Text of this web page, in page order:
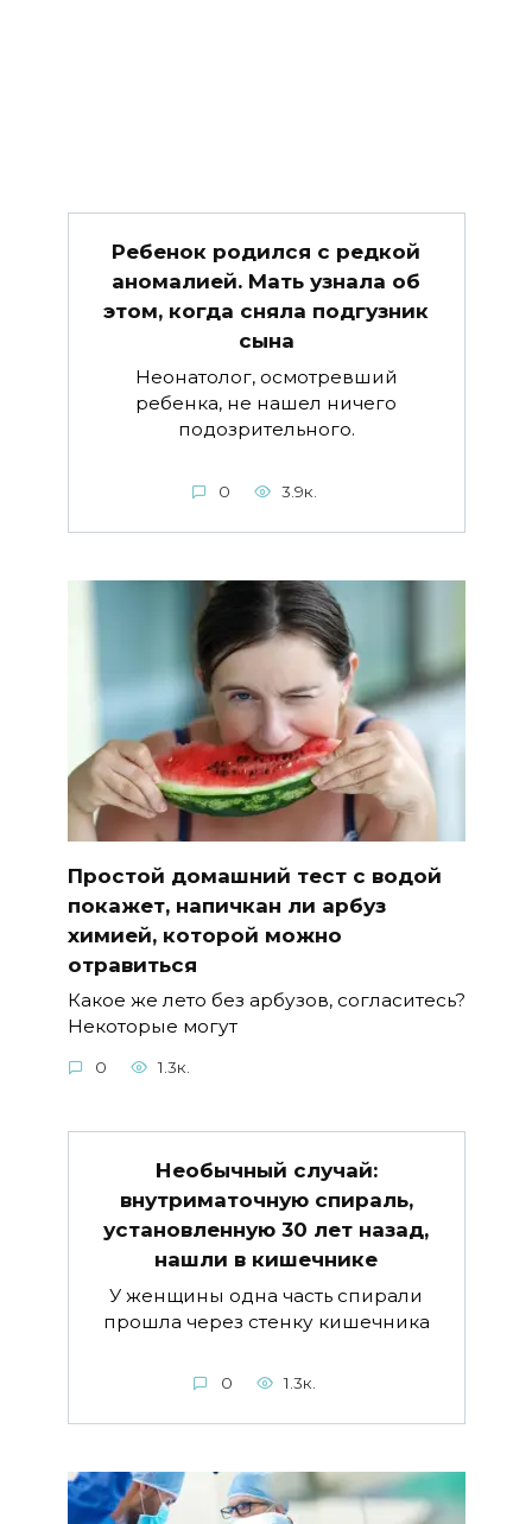
Ребенок родился с редкой
аномалией. Мать узнала об
этом, когда сняла подгузник
сына
Неонатолог, осмотревший
ребенка, не нашел ничего
подозрительного.
0 3.9к.
Простой домашний тест с водой
покажет, напичкан ли арбуз
химией, которой можно
отравиться
Какое же лето без арбузов, согласитесь?
Некоторые могут
0 1.3к.
Необычный случай:
внутриматочную спираль,
установленную 30 лет назад,
нашли в кишечнике
У женщины одна часть спирали
прошла через стенку кишечника
0 1.3к.